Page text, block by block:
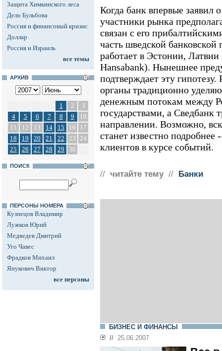
Защита Химкинского леса
Дело Бульбова
Россия и финансовый кризис
Доллар
Россия и Израиль
все темы
АРХИВ
1 2
3
4
5 6 7 8 9
10
11
12 13 14 15 16
17
18
19 20 21 22 23 24
25
26 27 28 29 30
ПОИСК
ПЕРСОНЫ НОМЕРА
Кузнецов Владимир
Лужков Юрий
Медведев Дмитрий
Уго Чавес
Фрадков Михаил
Янукович Виктор
все персоны
Когда банк впервые заявил
участники рынка
связан с его
часть шведской банковской
работает в Эстонии,
Hansabank). Нынешнее
подтверждает эту
органы традиционно
денежным потокам между
государствами, а Сведбанк
направлении. Возможно,
станет известно
клиентов в курсе событий.
// читайте тему // Банки
БИЗНЕС И ФИНАНСЫ
// 25.06.2007